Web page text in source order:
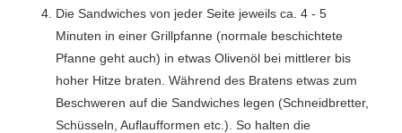
Die Sandwiches von jeder Seite jeweils ca. 4 - 5
Minuten in einer Grillpfanne (normale beschichtete
Pfanne geht auch) in etwas Olivenöl bei mittlerer bis
hoher Hitze braten. Während des Bratens etwas zum
Beschweren auf die Sandwiches legen (Schneidbretter,
Schüsseln, Auflaufformen etc.). So halten die